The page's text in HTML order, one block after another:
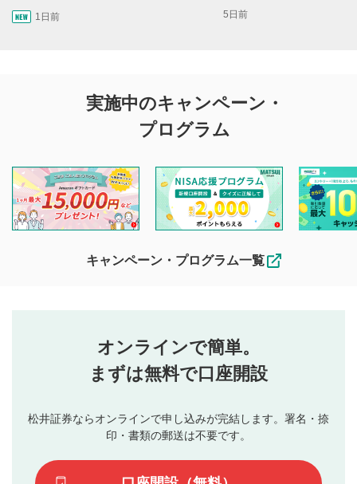
1日前 5日前
実施中のキャンペーン・
プログラム
キャンペーン・プログラム一覧
オンラインで簡単。
まずは無料で口座開設
松井証券ならオンラインで申し込みが完結します。署名・捺
印・書類の郵送は不要です。